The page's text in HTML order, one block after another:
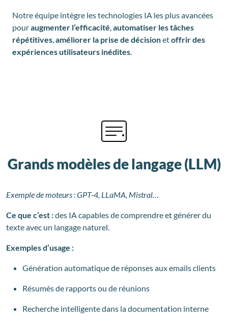
Notre équipe intègre les technologies IA les plus avancées
pouraugmenter l’efficacité,automatiser les tâches
répétitives,améliorer la prise de décisionetoffrir des
expériences utilisateurs inédites.
Grands modèles de langage (LLM)
Exemple de moteurs : GPT-4, LLaMA, Mistral…
Ce que c’est :des IA capables de comprendre et générer du
texte avec un langage naturel.
Exemples d’usage :
Génération automatique de réponses aux emails clients
Résumés de rapports ou de réunions
Recherche intelligente dans la documentation interne